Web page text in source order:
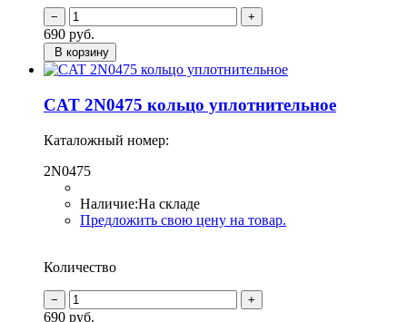
690 руб.
В корзину
CAT 2N0475 кольцо уплотнительное
Каталожный номер:
2N0475
Наличие:На складе
Предложить свою цену на товар.
Количество
690 руб.